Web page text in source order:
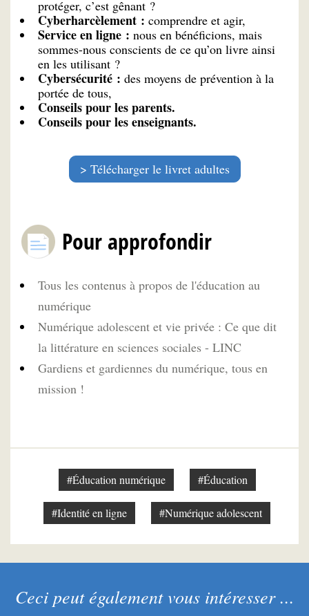
protéger, c’est gênant ?
Cyberharcèlement : comprendre et agir,
Service en ligne : nous en bénéficions, mais
sommes-nous conscients de ce qu’on livre ainsi
en les utilisant ?
Cybersécurité : des moyens de prévention à la
portée de tous,
Conseils pour les parents.
Conseils pour les enseignants.
Télécharger le livret adultes
Pour approfondir
Tous les contenus à propos de l'éducation au
numérique
Numérique adolescent et vie privée : Ce que dit
la littérature en sciences sociales - LINC
Gardiens et gardiennes du numérique, tous en
mission !
#Éducation numérique #Éducation
#Identité en ligne #Numérique adolescent
Ceci peut également vous intéresser ...